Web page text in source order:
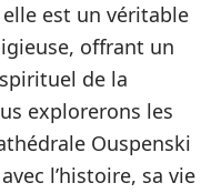
est un véritable
offrant un
de la
explorerons les
Ouspenski
l’histoire, sa vie